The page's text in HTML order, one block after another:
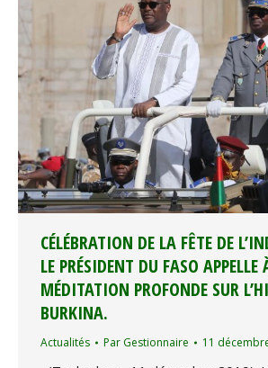
CÉLÉBRATION DE LA FÊTE DE
LE PRÉSIDENT DU FASO APPELLE
MÉDITATION PROFONDE SUR
BURKINA.
Actualités Par Gestionnaire 11